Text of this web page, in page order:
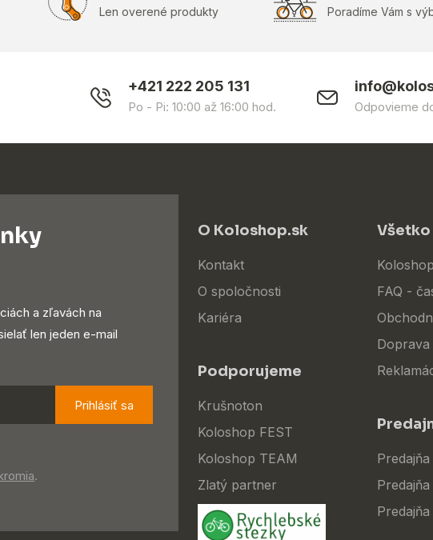
Len overené produkty Poradíme Vám s
+421 222 205 131
Po - Pi: 10:00 až 16:00 hod. Odpovieme
a zľavách na
len jeden e-mail
Prihlásiť sa
.
O Koloshop.sk
Kontakt
O spoločnosti
Kariéra
Podporujeme
Krušnoton
Koloshop FEST
Koloshop TEAM
Zlatý partner
Všetko
FAQ -